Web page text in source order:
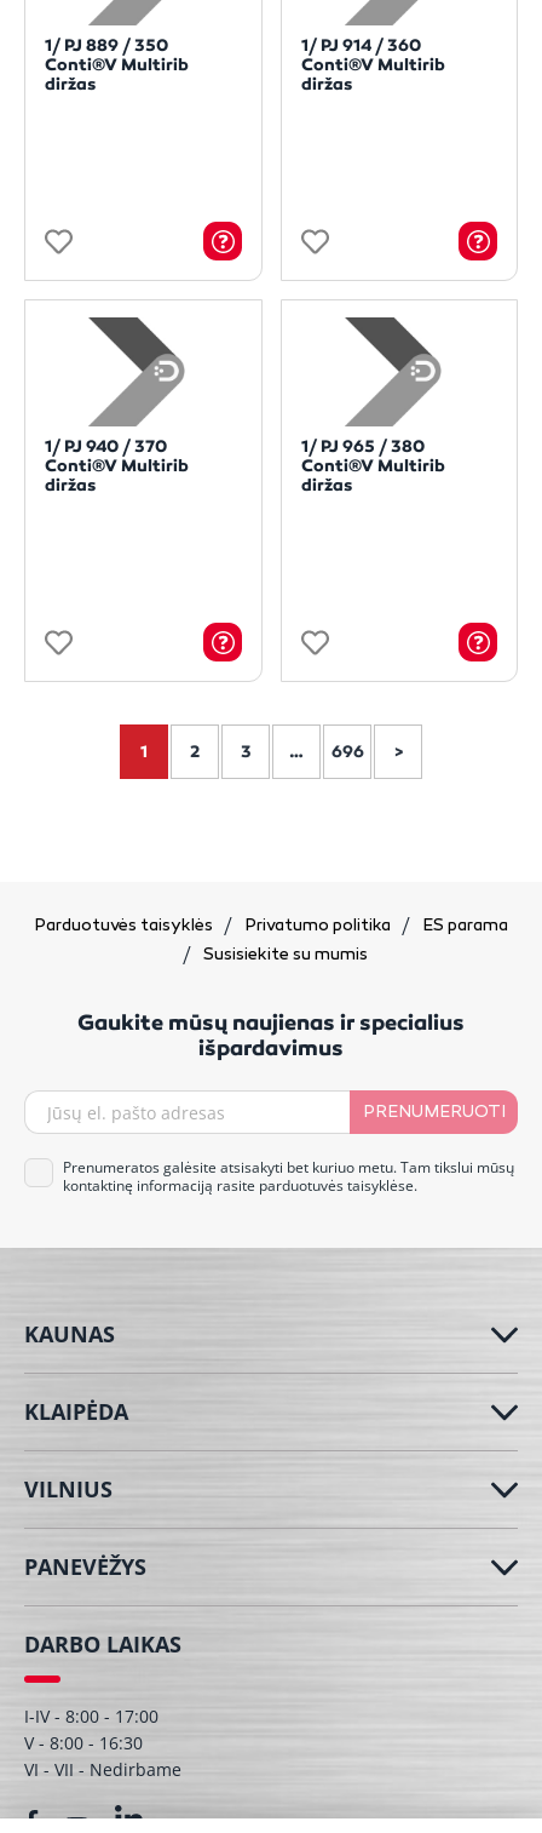
1/ PJ 889 / 350
Conti®V Multirib
diržas
1/ PJ 914 / 360
Conti®V Multirib
diržas
1/ PJ 940 / 370
Conti®V Multirib
diržas
1/ PJ 965 / 380
Conti®V Multirib
diržas
1 2 3 … 696 >
Parduotuvės taisyklės Privatumo politika
ES parama
Susisiekite su mumis
Gaukite mūsų naujienas ir specialius
išpardavimus
PRENUMERUOTI
Prenumeratos galėsite atsisakyti bet kuriuo metu. Tam tikslui mūsų
kontaktinę informaciją rasite parduotuvės taisyklėse.
KAUNAS
KLAIPĖDA
VILNIUS
PANEVĖŽYS
DARBO LAIKAS
I-IV - 8:00 - 17:00
V - 8:00 - 16:30
VI - VII - Nedirbame